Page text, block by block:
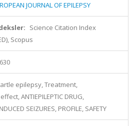
JOURNAL OF EPILEPSY
Science Citation Index
Scopus
epilepsy, Treatment,
ANTIEPILEPTIC DRUG,
SEIZURES, PROFILE, SAFETY